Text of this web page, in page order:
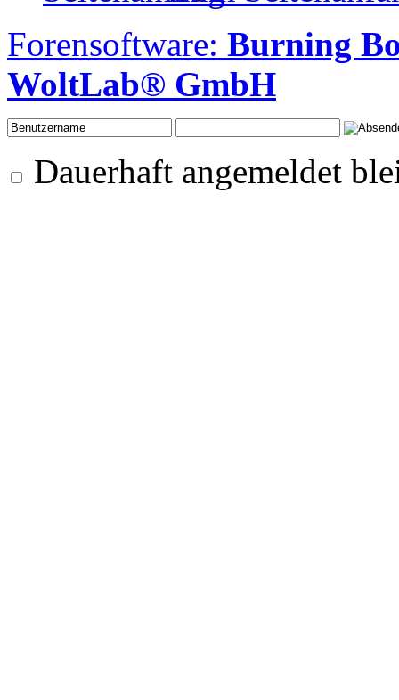
Forensoftware: Burning
WoltLab® GmbH
Dauerhaft angemeldet